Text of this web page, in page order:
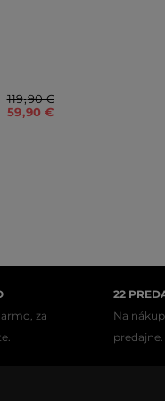
119,90 €
59,90 €
za
22
Na
predajne.